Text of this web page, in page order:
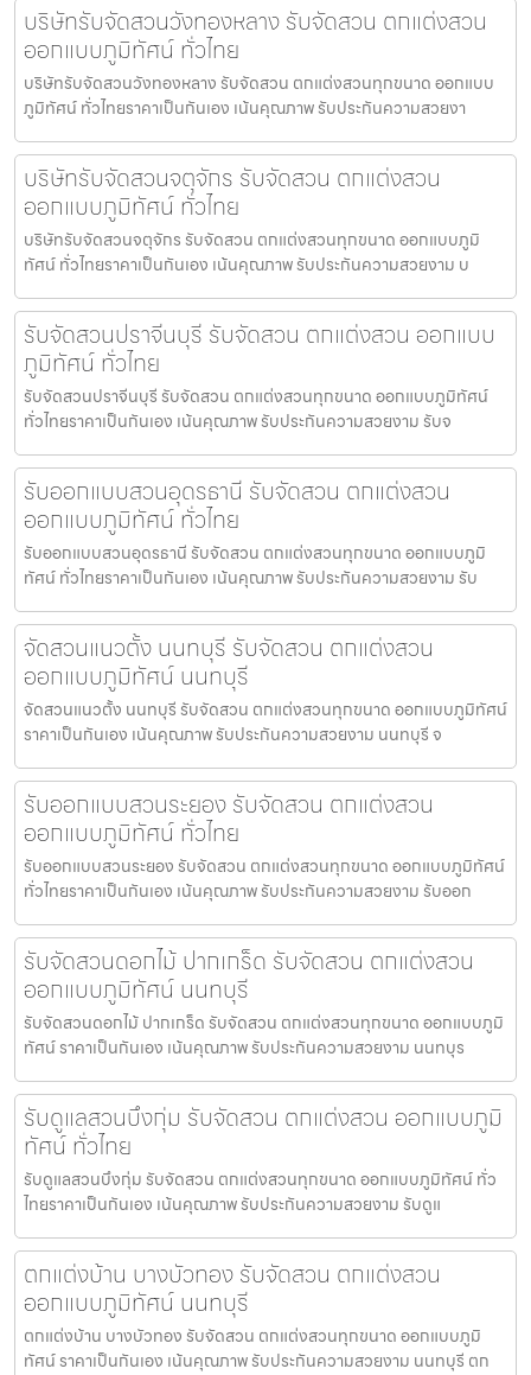
บริษัทรับจัดสวนวังทองหลาง รับจัดสวน ตกแต่งสวน
ออกแบบภูมิทัศน์ ทั่วไทย
บริษัทรับจัดสวนวังทองหลาง รับจัดสวน ตกแต่งสวนทุกขนาด ออกแบบ
ภูมิทัศน์ ทั่วไทยราคาเป็นกันเอง เน้นคุณภาพ รับประกันความสวยงา
บริษัทรับจัดสวนจตุจักร รับจัดสวน ตกแต่งสวน
ออกแบบภูมิทัศน์ ทั่วไทย
บริษัทรับจัดสวนจตุจักร รับจัดสวน ตกแต่งสวนทุกขนาด ออกแบบภูมิ
ทัศน์ ทั่วไทยราคาเป็นกันเอง เน้นคุณภาพ รับประกันความสวยงาม บ
รับจัดสวนปราจีนบุรี รับจัดสวน ตกแต่งสวน ออกแบบ
ภูมิทัศน์ ทั่วไทย
รับจัดสวนปราจีนบุรี รับจัดสวน ตกแต่งสวนทุกขนาด ออกแบบภูมิทัศน์
ทั่วไทยราคาเป็นกันเอง เน้นคุณภาพ รับประกันความสวยงาม รับจ
รับออกแบบสวนอุดรธานี รับจัดสวน ตกแต่งสวน
ออกแบบภูมิทัศน์ ทั่วไทย
รับออกแบบสวนอุดรธานี รับจัดสวน ตกแต่งสวนทุกขนาด ออกแบบภูมิ
ทัศน์ ทั่วไทยราคาเป็นกันเอง เน้นคุณภาพ รับประกันความสวยงาม รับ
จัดสวนแนวตั้ง นนทบุรี รับจัดสวน ตกแต่งสวน
ออกแบบภูมิทัศน์ นนทบุรี
จัดสวนแนวตั้ง นนทบุรี รับจัดสวน ตกแต่งสวนทุกขนาด ออกแบบภูมิทัศน์
ราคาเป็นกันเอง เน้นคุณภาพ รับประกันความสวยงาม นนทบุรี จ
รับออกแบบสวนระยอง รับจัดสวน ตกแต่งสวน
ออกแบบภูมิทัศน์ ทั่วไทย
รับออกแบบสวนระยอง รับจัดสวน ตกแต่งสวนทุกขนาด ออกแบบภูมิทัศน์
ทั่วไทยราคาเป็นกันเอง เน้นคุณภาพ รับประกันความสวยงาม รับออก
รับจัดสวนดอกไม้ ปากเกร็ด รับจัดสวน ตกแต่งสวน
ออกแบบภูมิทัศน์ นนทบุรี
รับจัดสวนดอกไม้ ปากเกร็ด รับจัดสวน ตกแต่งสวนทุกขนาด ออกแบบภูมิ
ทัศน์ ราคาเป็นกันเอง เน้นคุณภาพ รับประกันความสวยงาม นนทบุร
รับดูแลสวนบึงกุ่ม รับจัดสวน ตกแต่งสวน ออกแบบภูมิ
ทัศน์ ทั่วไทย
รับดูแลสวนบึงกุ่ม รับจัดสวน ตกแต่งสวนทุกขนาด ออกแบบภูมิทัศน์ ทั่ว
ไทยราคาเป็นกันเอง เน้นคุณภาพ รับประกันความสวยงาม รับดูแ
ตกแต่งบ้าน บางบัวทอง รับจัดสวน ตกแต่งสวน
ออกแบบภูมิทัศน์ นนทบุรี
ตกแต่งบ้าน บางบัวทอง รับจัดสวน ตกแต่งสวนทุกขนาด ออกแบบภูมิ
ทัศน์ ราคาเป็นกันเอง เน้นคุณภาพ รับประกันความสวยงาม นนทบุรี ตก